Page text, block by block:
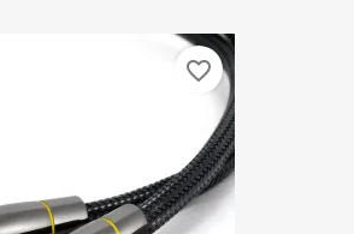
favorite_border